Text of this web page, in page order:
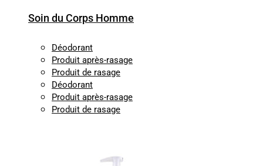
Soin du Corps Homme
Déodorant
Produit après-rasage
Produit de rasage
Déodorant
Produit après-rasage
Produit de rasage